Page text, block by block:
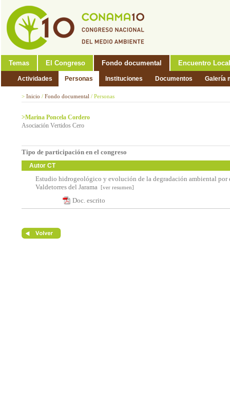
Temas El Congreso Fondo documental Encuentro Local
Actividades Personas Instituciones Documentos Galería
> Inicio / Fondo documental / Personas
>Marina Poncela Cordero
Asociación Vertidos Cero
Tipo de participación en el congreso
Autor CT
Estudio hidrogeológico y evolución de la degradación ambiental por
Valdetorres del Jarama [ver resumen]
Doc. escrito